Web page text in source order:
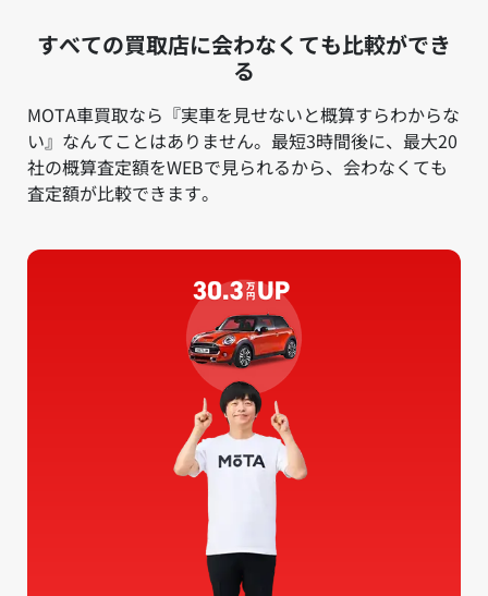
すべての買取店に会わなくても比較ができ
る
MOTA車買取なら『実車を見せないと概算すらわからな
い』なんてことはありません。最短3時間後に、最大20
社の概算査定額をWEBで見られるから、会わなくても
査定額が比較できます。